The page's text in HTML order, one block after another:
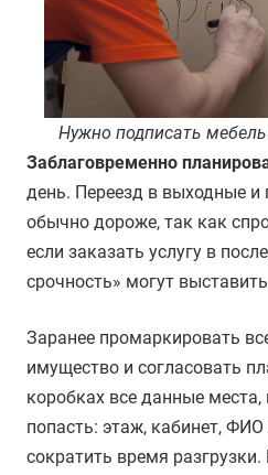
Нужно подписать
Заблаговременно
день. Переезд в выходные и
обычно дороже, так как
если заказать услугу в
срочность» могут
Заранее промаркировать
имущество и согласовать
коробках все данные
попасть: этаж, кабинет,
сократить время